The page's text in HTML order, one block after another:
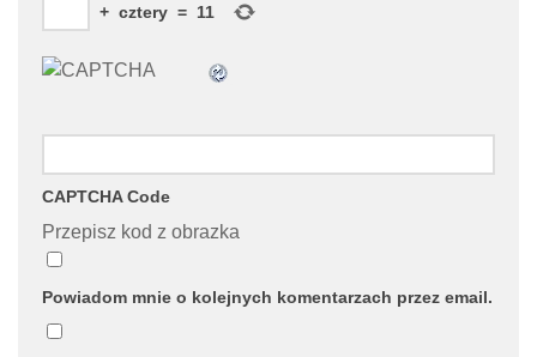
+ cztery = 11
CAPTCHA Code
Przepisz kod z obrazka
Powiadom mnie o kolejnych komentarzach przez email.